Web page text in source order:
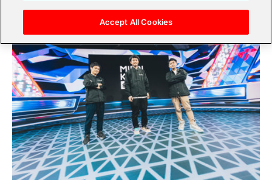
Accept All Cookies